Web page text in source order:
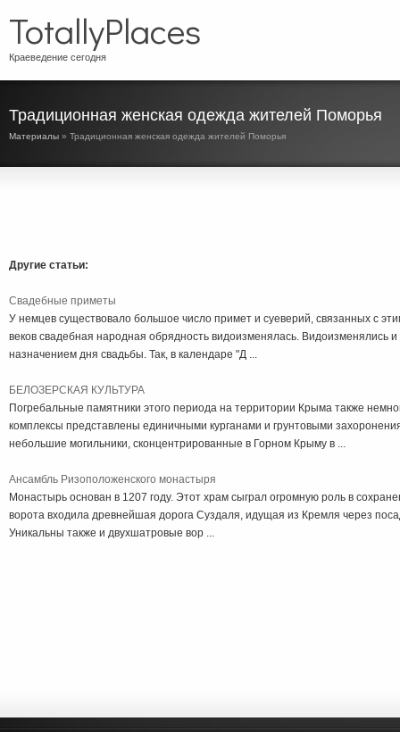
TotallyPlaces
Краеведение сегодня
Традиционная женская одежда жителей Поморья
Материалы » Традиционная женская одежда жителей Поморья
Другие статьи:
Свадебные приметы
У немцев существовало большое число примет и суеверий, связанных с
веков свадебная народная обрядность видоизменялась. Видоизменялись
назначением дня свадьбы. Так, в календаре "Д ...
БЕЛОЗЕРСКАЯ КУЛЬТУРА
Погребальные памятники этого периода на территории Крыма также
комплексы представлены единичными курганами и грунтовыми
небольшие могильники, сконцентрированные в Горном Крыму в ...
Ансамбль Ризоположенского монастыря
Монастырь основан в 1207 году. Этот храм сыграл огромную роль в
ворота входила древнейшая дорога Суздаля, идущая из Кремля через
Уникальны также и двухшатровые вор ...